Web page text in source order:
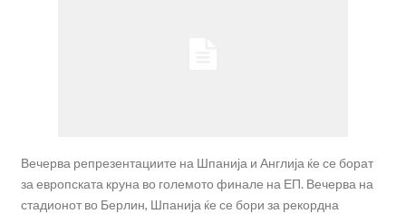
Вечерва репрезентациите на Шпанија и Англија ќе се борат
за европската круна во големото финале на ЕП. Вечерва на
стадионот во Берлин, Шпанија ќе се бори за рекордна